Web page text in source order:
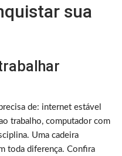
sua
de: internet estável
trabalho, computador com
Uma cadeira
toda diferença. Confira